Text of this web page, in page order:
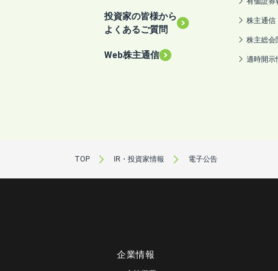
投資家の皆様から
よくあるご質問
Web株主通信
株主通信
株主総会
適時開示
TOP IR・投資家情報 電子公告
企業情報